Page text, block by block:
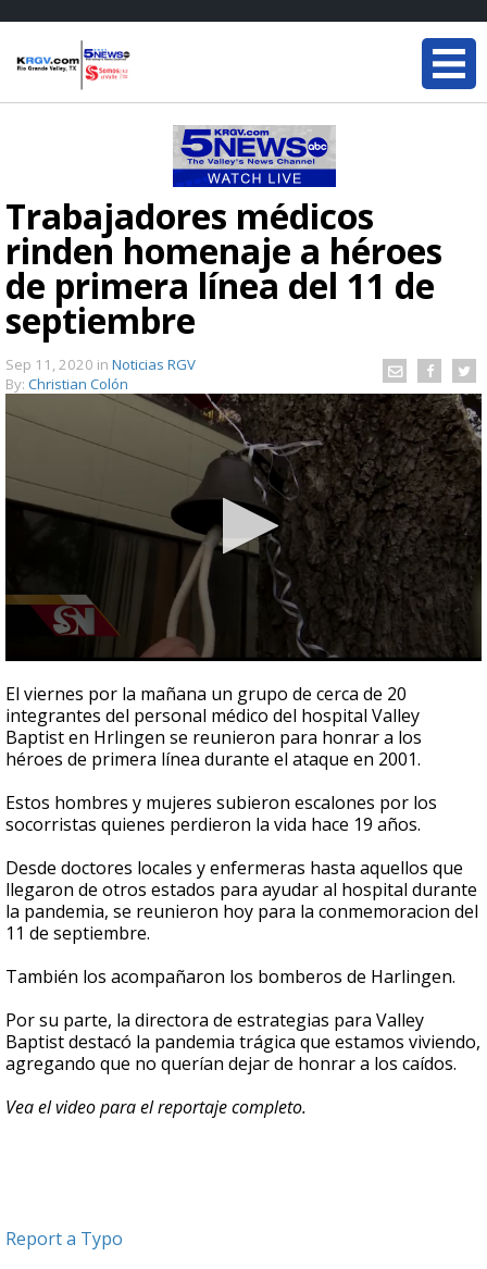
Trabajadores médicos
rinden homenaje a héroes
de primera línea del 11 de
septiembre
Sep 11, 2020 in Noticias RGV
By: Christian Colón
seconds
of
1
minute,
42
El viernes por la mañana un grupo de cerca de 20
integrantes del personal médico del hospital Valley
Baptist en Hrlingen se reunieron para honrar a los
héroes de primera línea durante el ataque en 2001.
Estos hombres y mujeres subieron escalones por los
socorristas quienes perdieron la vida hace 19 años.
Desde doctores locales y enfermeras hasta aquellos que
llegaron de otros estados para ayudar al hospital durante
la pandemia, se reunieron hoy para la conmemoracion del
11 de septiembre.
También los acompañaron los bomberos de Harlingen.
Por su parte, la directora de estrategias para Valley
Baptist destacó la pandemia trágica que estamos viviendo,
agregando que no querían dejar de honrar a los caídos.
Vea el video para el reportaje completo.
Report a Typo